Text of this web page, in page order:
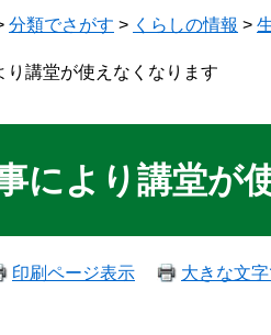
分類でさがす > くらしの情報 >
り講堂が使えなくなります
により講堂が
印刷ページ表示 大きな文